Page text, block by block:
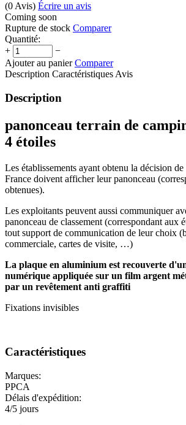
(0 Avis) Écrire un avis
Coming soon
Rupture de stock Comparer
Quantité:
+
−
Ajouter au panier Comparer
Description Caractéristiques Avis
Description
panonceau terrain de
4 étoiles
Les établissements ayant obtenu la décision
France doivent afficher leur panonceau
obtenues).
Les exploitants peuvent aussi communiquer
panonceau de classement (correspondant aux
tout support de communication de leur choix
commerciale, cartes de visite, …)
La plaque en aluminium est recouverte
numérique appliquée sur un film argent
par un revêtement anti graffiti
Fixations invisibles
Caractéristiques
Marques:
PPCA
Délais d'expédition:
4/5 jours